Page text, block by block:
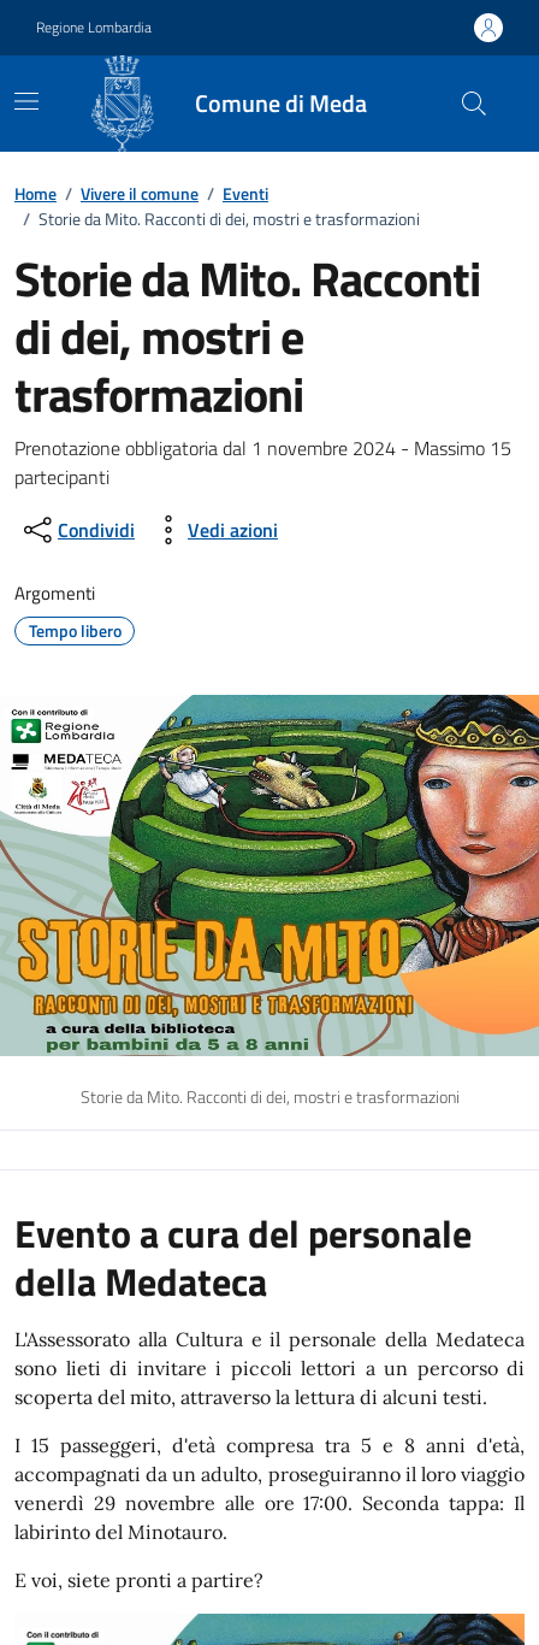
Regione Lombardia
Comune di Meda
Home / Vivere il comune / Eventi
/ Storie da Mito. Racconti di dei, mostri e trasformazioni
Storie da Mito. Racconti
di dei, mostri e
trasformazioni
Dettagli della notizia
Prenotazione obbligatoria dal 1 novembre 2024 - Massimo 15
partecipanti
Condividi
Vedi azioni
Argomenti
Tempo libero
Storie da Mito. Racconti di dei, mostri e trasformazioni
Evento a cura del personale
della Medateca
L'Assessorato alla Cultura e il personale della Medateca
sono lieti di invitare i piccoli lettori a un percorso di
scoperta del mito, attraverso la lettura di alcuni testi.
I 15 passeggeri, d'età compresa tra 5 e 8 anni d'età,
accompagnati da un adulto, proseguiranno il loro viaggio
venerdì 29 novembre alle ore 17:00. Seconda tappa: Il
labirinto del Minotauro.
E voi, siete pronti a partire?